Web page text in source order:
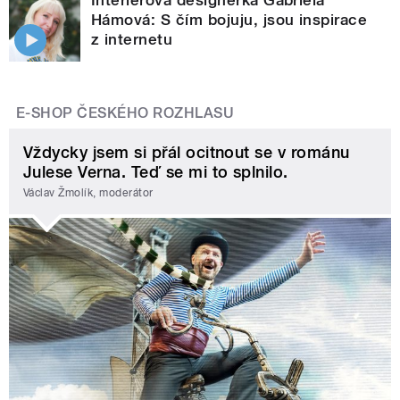
Hámová: S čím bojuju, jsou inspirace
z internetu
E-SHOP ČESKÉHO ROZHLASU
Vždycky jsem si přál ocitnout se v románu
Julese Verna. Teď se mi to splnilo.
Václav Žmolík, moderátor